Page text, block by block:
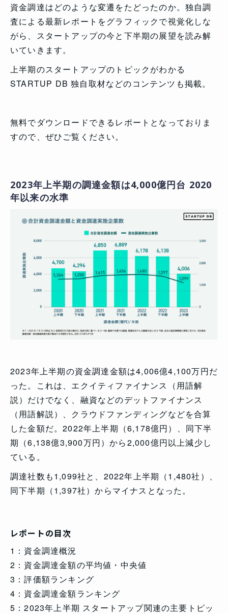
資金調達はどのような変遷をたどったのか。独自調
査による最新レポートをグラフィックで視覚化しな
がら、スタートアップの今と下半期の展望を読み解
いていきます。
上半期のスタートアップのトピックがわかる
STARTUP DB 独自取材などのコンテンツも掲載。
無料でダウンロードできるレポートとなっておりま
すので、ぜひご覧ください。
2023年上半期の調達金額は4,000億円台 2020
年以来の水準
2023年上半期の資金調達金額は4,006億4,100万円だ
った。これは、エクイティファイナンス（用語解
説）だけでなく、融資などのデットファイナンス
（用語解説）、クラウドファンディングなどを合算
した金額だ。2022年上半期（6,178億円）、同下半
期（6,138億3,900万円）から2,000億円以上減少し
ている。
調達社数も1,099社と、2022年上半期（1,480社）、
同下半期（1,397社）からマイナスとなった。
レポートの目次
1：資金調達概況
2：資金調達金額の平均値・中央値
3：評価額ランキング
4：資金調達金額ランキング
5：2023年上半期 スタートアップ関連の主要トピッ